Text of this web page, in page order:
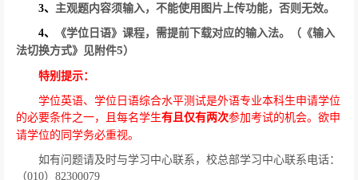
3、 主观题内容须输入，不能使用图片上传功能，否则无效。
4、
《学位日语》课程，需提前下载对应的输入法。（《输入
法切换方式》见附件5）
特别提示：
学位英语、学位日语综合水平测试是外语专业本科生申请学位
的必要条件之一，且每名学生有且仅有两次参加考试的机会。欲申
请学位的同学务必重视。
如有问题请及时与学习中心联系，校总部学习中心联系电话：
（010） 82300079